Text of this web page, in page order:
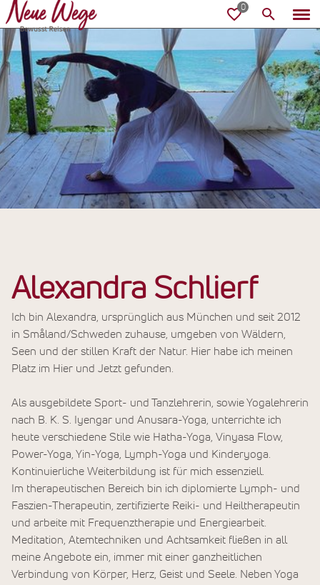
Alexandra Schlierf
Ich bin Alexandra, ursprünglich aus München und seit 2012
in Småland/Schweden zuhause, umgeben von Wäldern,
Seen und der stillen Kraft der Natur. Hier habe ich meinen
Platz im Hier und Jetzt gefunden.
Als ausgebildete Sport- und Tanzlehrerin, sowie Yogalehrerin
nach B. K. S. Iyengar und Anusara-Yoga, unterrichte ich
heute verschiedene Stile wie Hatha-Yoga, Vinyasa Flow,
Power-Yoga, Yin-Yoga, Lymph-Yoga und Kinderyoga.
Kontinuierliche Weiterbildung ist für mich essenziell.
Im therapeutischen Bereich bin ich diplomierte Lymph- und
Faszien-Therapeutin, zertifizierte Reiki- und Heiltherapeutin
und arbeite mit Frequenztherapie und Energiearbeit.
Meditation, Atemtechniken und Achtsamkeit fließen in all
meine Angebote ein, immer mit einer ganzheitlichen
Verbindung von Körper, Herz, Geist und Seele. Neben Yoga